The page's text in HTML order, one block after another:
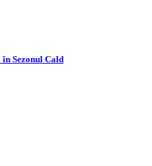
Sezonul Cald